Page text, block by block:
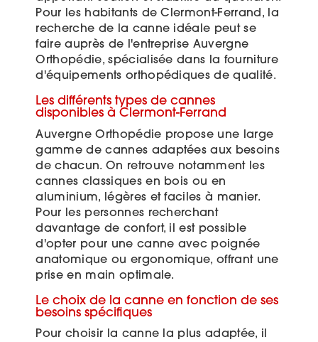
Pour les habitants de Clermont-Ferrand, la
recherche de la canne idéale peut se
faire auprès de l'entreprise Auvergne
Orthopédie, spécialisée dans la fourniture
d'équipements orthopédiques de qualité.
Les différents types de cannes
disponibles à Clermont-Ferrand
Auvergne Orthopédie propose une large
gamme de cannes adaptées aux besoins
de chacun. On retrouve notamment les
cannes classiques en bois ou en
aluminium, légères et faciles à manier.
Pour les personnes recherchant
davantage de confort, il est possible
d'opter pour une canne avec poignée
anatomique ou ergonomique, offrant une
prise en main optimale.
Le choix de la canne en fonction de ses
besoins spécifiques
Pour choisir la canne la plus adaptée, il